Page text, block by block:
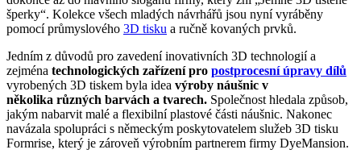
šperky“. Kolekce všech mladých návrhářů jsou nyní vyráběny
pomocí průmyslového 3D tisku a ručně kovaných prvků.
Jedním z důvodů pro zavedení inovativních 3D technologií a
zejména technologických zařízení pro postprocesní úpravy dílů
vyrobených 3D tiskem byla idea výroby náušnic v
několika různých barvách a tvarech. Společnost hledala způsob,
jakým nabarvit malé a flexibilní plastové části náušnic. Nakonec
navázala spolupráci s německým poskytovatelem služeb 3D tisku
Formrise, který je zároveň výrobním partnerem firmy DyeMansion.